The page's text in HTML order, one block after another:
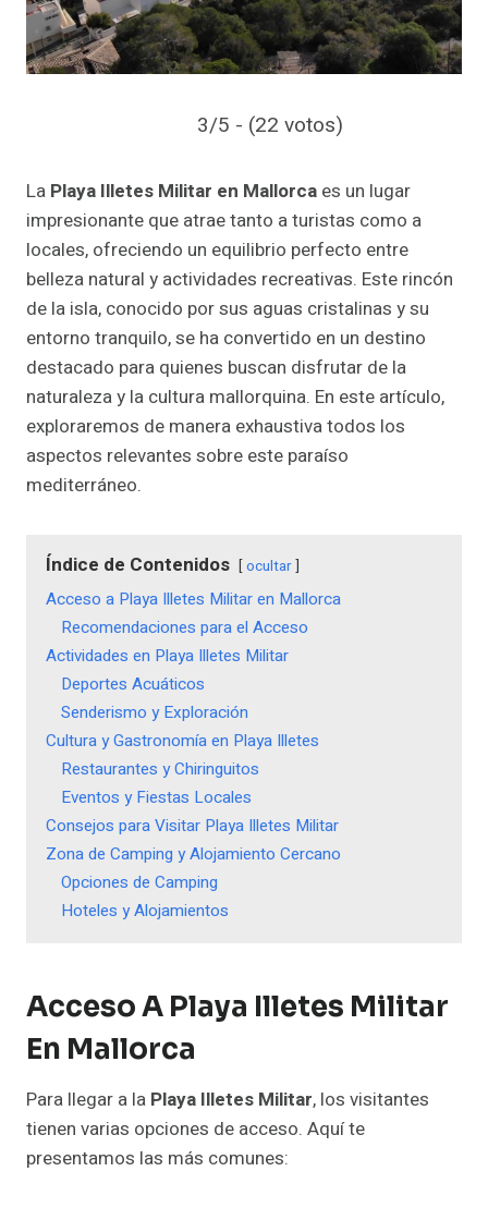
3/5 - (22 votos)
La Playa Illetes Militar en Mallorca es un lugar
impresionante que atrae tanto a turistas como a
locales, ofreciendo un equilibrio perfecto entre
belleza natural y actividades recreativas. Este rincón
de la isla, conocido por sus aguas cristalinas y su
entorno tranquilo, se ha convertido en un destino
destacado para quienes buscan disfrutar de la
naturaleza y la cultura mallorquina. En este artículo,
exploraremos de manera exhaustiva todos los
aspectos relevantes sobre este paraíso
mediterráneo.
Índice de Contenidos ocultar
Acceso a Playa Illetes Militar en Mallorca
Recomendaciones para el Acceso
Actividades en Playa Illetes Militar
Deportes Acuáticos
Senderismo y Exploración
Cultura y Gastronomía en Playa Illetes
Restaurantes y Chiringuitos
Eventos y Fiestas Locales
Consejos para Visitar Playa Illetes Militar
Zona de Camping y Alojamiento Cercano
Opciones de Camping
Hoteles y Alojamientos
Acceso A Playa Illetes Militar
En Mallorca
Para llegar a la Playa Illetes Militar, los visitantes
tienen varias opciones de acceso. Aquí te
presentamos las más comunes: